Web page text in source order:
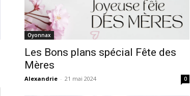
Oyonnax
Les Bons plans spécial Fête des
Mères
Alexandrie - 21 mai 2024 0